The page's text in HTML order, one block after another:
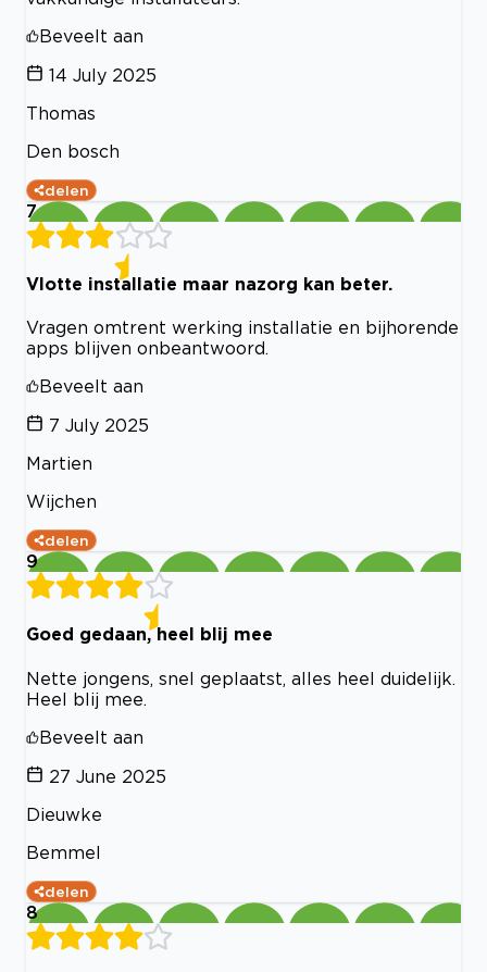
Beveelt aan
14 July 2025
Thomas
Den bosch
delen
7
Vlotte installatie maar nazorg kan beter.
Vragen omtrent werking installatie en bijhorende
apps blijven onbeantwoord.
Beveelt aan
7 July 2025
Martien
Wijchen
delen
9
Goed gedaan, heel blij mee
Nette jongens, snel geplaatst, alles heel duidelijk.
Heel blij mee.
Beveelt aan
27 June 2025
Dieuwke
Bemmel
delen
8